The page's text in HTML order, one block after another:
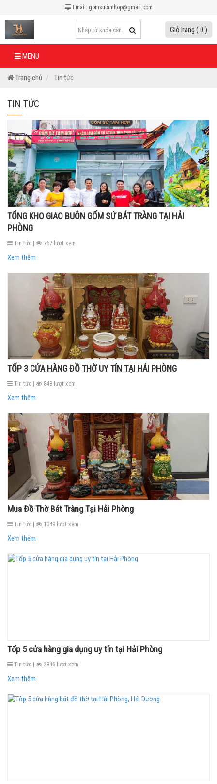
Email: gomsutamhop@gmail.com
Giỏ hàng ( 0 )
MENU
Trang chủ Tin tức
TIN TỨC
TỔNG KHO GIAO BUÔN GỐM SỨ BÁT TRÀNG TẠI HẢI
PHÒNG
Tin tức | 767 lượt xem
Xem thêm
TỐP 3 CỬA HÀNG ĐỒ THỜ UY TÍN TẠI HẢI PHÒNG
Tin tức | 848 lượt xem
Xem thêm
Mua Đồ Thờ Bát Tràng Tại Hải Phòng
Tin tức | 1049 lượt xem
Xem thêm
Tốp 5 cửa hàng gia dụng uy tín tại Hải Phòng
Tin tức | 2846 lượt xem
Xem thêm